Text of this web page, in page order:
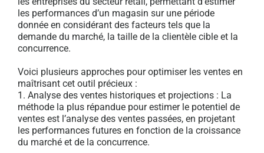
les performances d’un magasin sur une période
donnée en considérant des facteurs tels que la
demande du marché, la taille de la clientèle cible et la
concurrence.
Voici plusieurs approches pour optimiser les ventes en
maîtrisant cet outil précieux :
1. Analyse des ventes historiques et projections : La
méthode la plus répandue pour estimer le potentiel de
ventes est l’analyse des ventes passées, en projetant
les performances futures en fonction de la croissance
du marché et de la concurrence.